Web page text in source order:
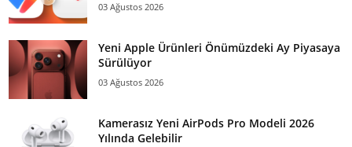
03 Ağustos 2026
Yeni Apple Ürünleri Önümüzdeki Ay Piyasaya
Sürülüyor
03 Ağustos 2026
Kamerasız Yeni AirPods Pro Modeli 2026
Yılında Gelebilir